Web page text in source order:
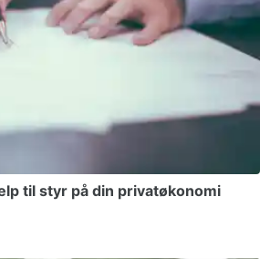
til styr på din privatøkonomi